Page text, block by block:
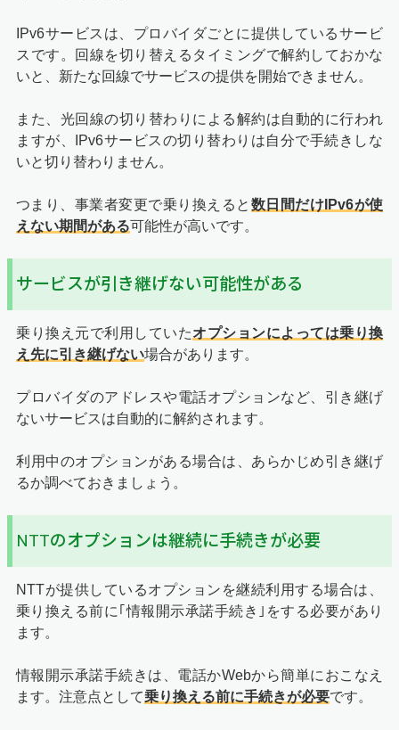
IPv6サービスは、プロバイダごとに提供しているサービ
スです。回線を切り替えるタイミングで解約しておかな
いと、新たな回線でサービスの提供を開始できません。
また、光回線の切り替わりによる解約は自動的に行われ
ますが、IPv6サービスの切り替わりは自分で手続きしな
いと切り替わりません。
つまり、事業者変更で乗り換えると 数日間だけIPv6が使
えない期間がある可能性が高いです。
サービスが引き継げない可能性がある
乗り換え元で利用していたオプションによっては乗り換
え先に引き継げない場合があります。
プロバイダのアドレスや電話オプションなど、引き継げ
ないサービスは自動的に解約されます。
利用中のオプションがある場合は、あらかじめ引き継げ
るか調べておきましょう。
NTTのオプションは継続に手続きが必要
NTTが提供しているオプションを継続利用する場合は、
乗り換える前に｢情報開示承諾手続き｣をする必要があり
ます。
情報開示承諾手続きは、電話かWebから簡単におこなえ
ます。注意点として乗り換える前に手続きが必要です。